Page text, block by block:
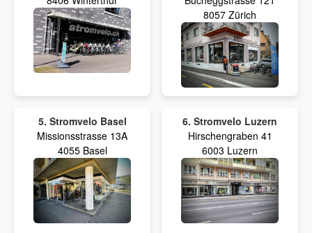
8057 Zürich
5. Stromvelo Basel
Missionsstrasse 13A
4055 Basel
6. Stromvelo Luzern
Hirschengraben 41
6003 Luzern